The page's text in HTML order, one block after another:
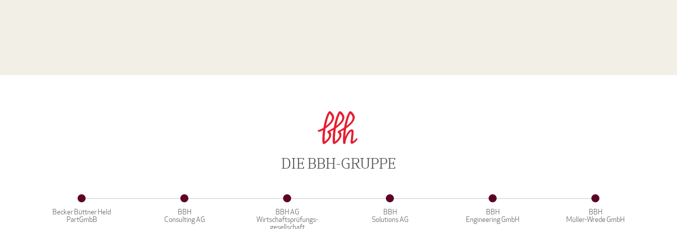
DIE BBH-GRUPPE
Becker Büttner Held
PartGmbB
BBH
Consulting AG
BBH AG
Wirtschaftsprüfungs-
gesellschaft
BBH
Solutions AG
BBH
Engineering GmbH
BBH
Müller-Wrede GmbH